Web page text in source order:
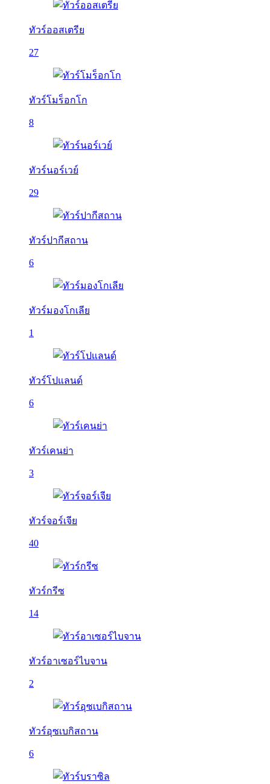
ทัวร์ออสเตรีย
27
ทัวร์โมร็อกโก
8
ทัวร์นอร์เวย์
29
ทัวร์ปากีสถาน
6
ทัวร์มองโกเลีย
1
ทัวร์โปแลนด์
6
ทัวร์เคนย่า
3
ทัวร์จอร์เจีย
40
ทัวร์กรีซ
14
ทัวร์อาเซอร์ไบจาน
2
ทัวร์อุซเบกิสถาน
6